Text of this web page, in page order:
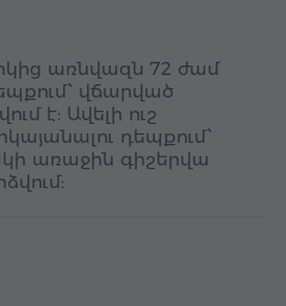
առնվազն 72 ժամ
վճարված
է: Ավելի ուշ
դեպքում՝
առաջին գիշերվա